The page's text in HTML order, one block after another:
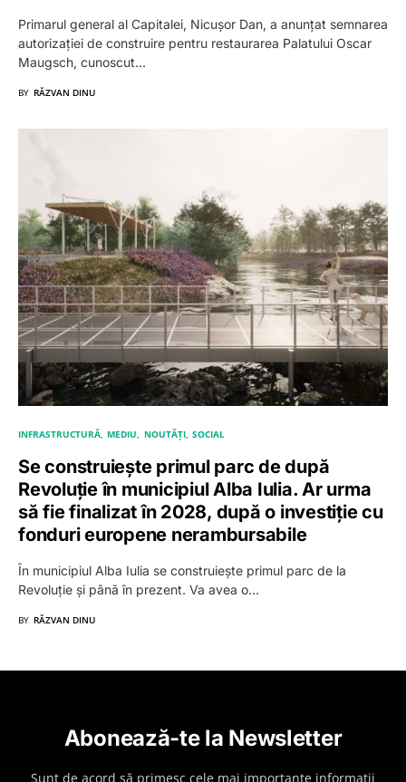
Primarul general al Capitalei, Nicușor Dan, a anunțat semnarea
autorizației de construire pentru restaurarea Palatului Oscar
Maugsch, cunoscut…
BY RĂZVAN DINU
INFRASTRUCTURĂ MEDIU NOUTĂȚI SOCIAL
Se construiește primul parc de după
Revoluție în municipiul Alba Iulia. Ar urma
să fie finalizat în 2028, după o investiție cu
fonduri europene nerambursabile
În municipiul Alba Iulia se construiește primul parc de la
Revoluție și până în prezent. Va avea o…
BY RĂZVAN DINU
Abonează-te la Newsletter
Sunt de acord să primesc cele mai importante informații